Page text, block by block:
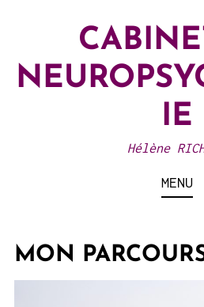
content
IE
Hélène
MENU
MON